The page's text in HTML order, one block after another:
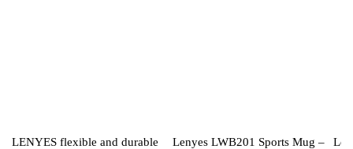
LENYES flexible and durable
Lenyes LWB201 Sports Mug –